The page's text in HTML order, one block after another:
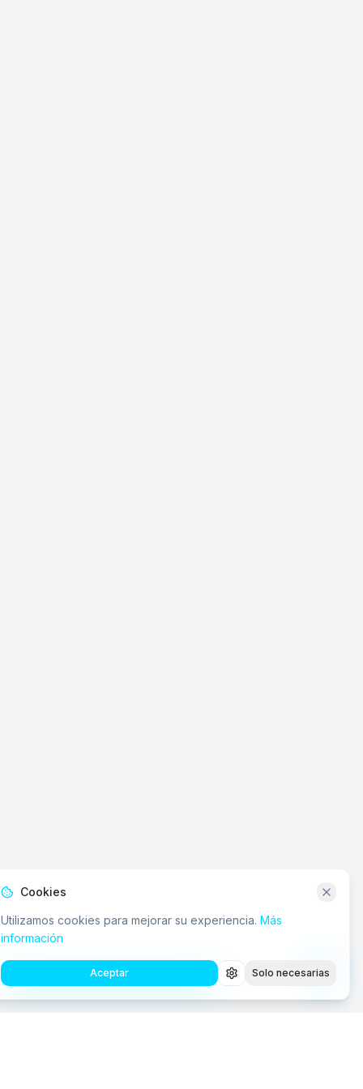
Cookies
Utilizamos cookies para mejorar su experiencia. Más
información
Aceptar Solo necesarias